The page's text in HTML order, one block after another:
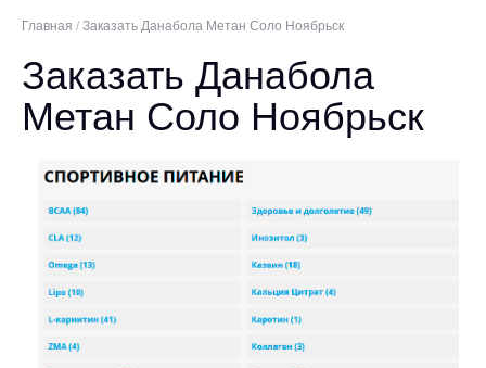
Главная / Заказать Данабола Метан Соло Ноябрьск
Заказать Данабола
Метан Соло Ноябрьск